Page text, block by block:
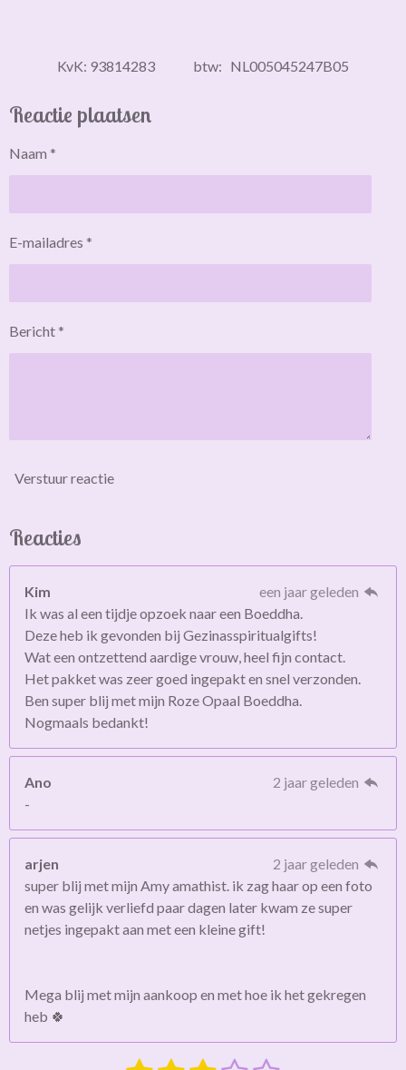
KvK: 93814283 btw: NL005045247B05
Reactie plaatsen
Naam *
E-mailadres *
Bericht *
Verstuur reactie
Reacties
Kim
een jaar geleden
Ik was al een tijdje opzoek naar een Boeddha.
Deze heb ik gevonden bij Gezinasspiritualgifts!
Wat een ontzettend aardige vrouw, heel fijn contact.
Het pakket was zeer goed ingepakt en snel verzonden.
Ben super blij met mijn Roze Opaal Boeddha.
Nogmaals bedankt!
Ano
2 jaar geleden
-
arjen
2 jaar geleden
super blij met mijn Amy amathist. ik zag haar op een foto
en was gelijk verliefd paar dagen later kwam ze super
netjes ingepakt aan met een kleine gift!
Mega blij met mijn aankoop en met hoe ik het gekregen
heb 🍀